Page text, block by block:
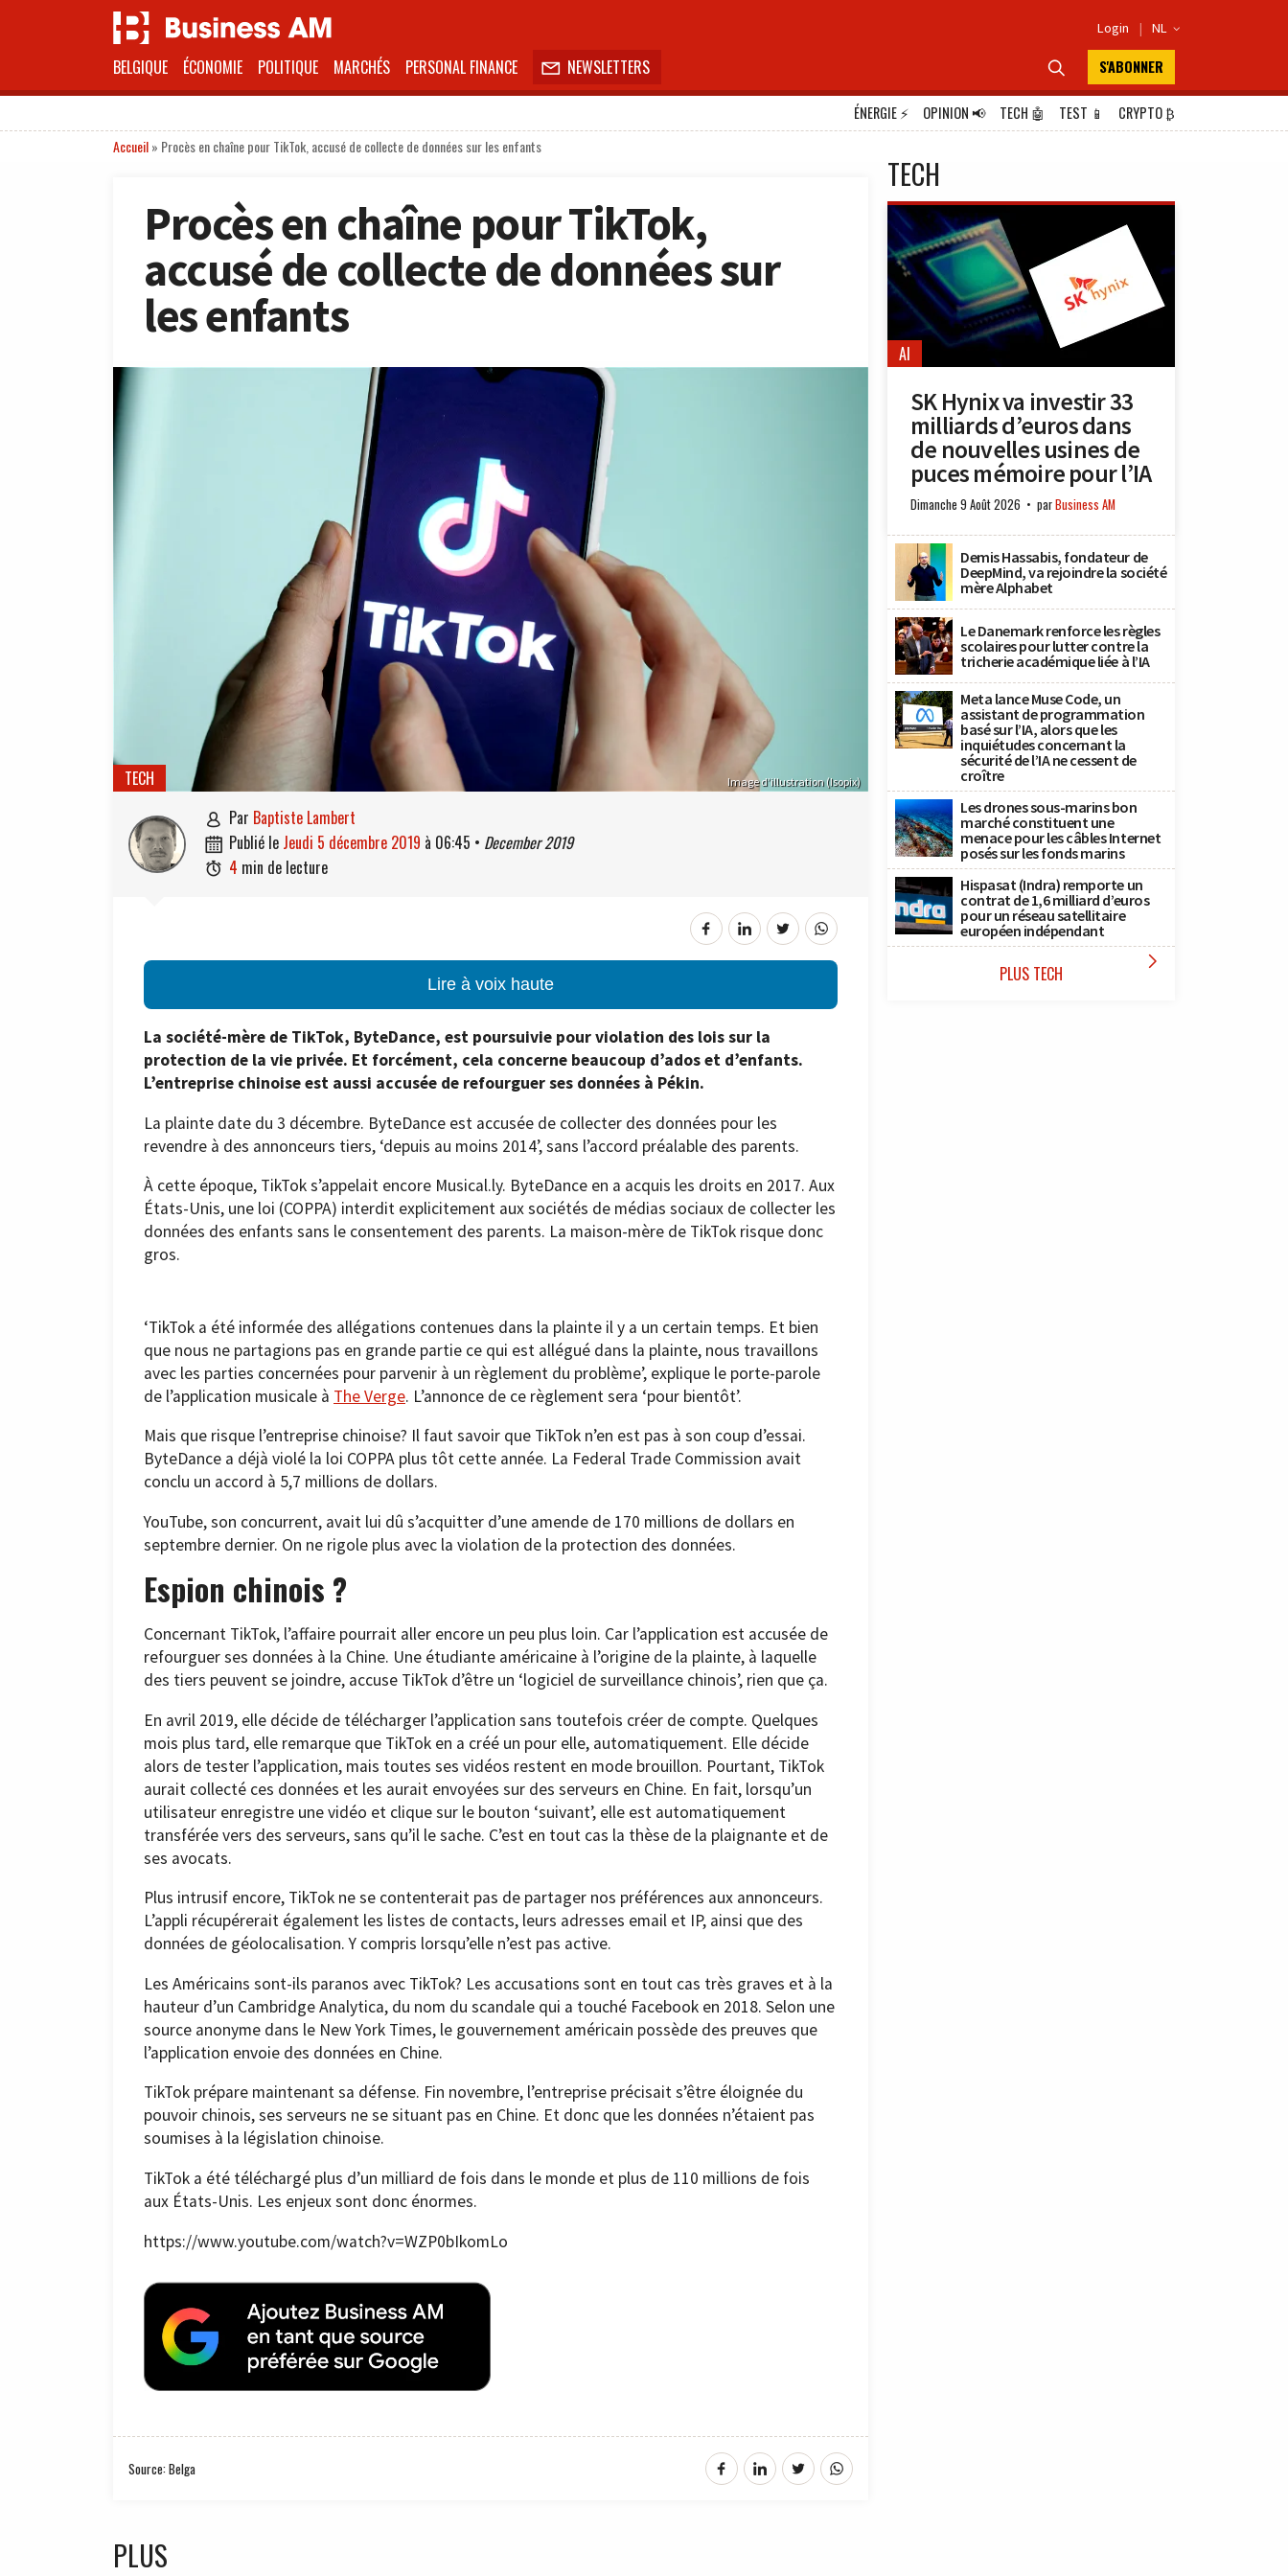
Login | NL 
BELGIQUE ÉCONOMIE POLITIQUE MARCHÉS PERSONAL FINANCE  NEWSLETTERS  S'ABONNER
ÉNERGIE⚡ OPINION📢 TECH 🤖 TEST 📱 CRYPTO₿
Accueil» Procès en chaîne pour TikTok, accusé de collecte de données sur les enfants
Procès en chaîne pour TikTok,
accusé de collecte de données sur
les enfants
Image d’illustration (Isopix)
TECH
 par Baptiste Lambert
 publié le jeudi 5 décembre 2019 à 06:45 • December 2019
 4 min de lecture
Lire à voix haute
La société-mère de TikTok, ByteDance, est poursuivie pour violation des lois sur la
protection de la vie privée. Et forcément, cela concerne beaucoup d’ados et d’enfants.
L’entreprise chinoise est aussi accusée de refourguer ses données à Pékin.
La plainte date du 3 décembre. ByteDance est accusée de collecter des données pour les
revendre à des annonceurs tiers, ‘depuis au moins 2014’, sans l’accord préalable des parents.
À cette époque, TikTok s’appelait encore Musical.ly. ByteDance en a acquis les droits en 2017. Aux
États-Unis, une loi (COPPA) interdit explicitement aux sociétés de médias sociaux de collecter les
données des enfants sans le consentement des parents. La maison-mère de TikTok risque donc
gros.
‘TikTok a été informée des allégations contenues dans la plainte il y a un certain temps. Et bien
que nous ne partagions pas en grande partie ce qui est allégué dans la plainte, nous travaillons
avec les parties concernées pour parvenir à un règlement du problème’, explique le porte-parole
de l’application musicale à The Verge. L’annonce de ce règlement sera ‘pour bientôt’.
Mais que risque l’entreprise chinoise? Il faut savoir que TikTok n’en est pas à son coup d’essai.
ByteDance a déjà violé la loi COPPA plus tôt cette année. La Federal Trade Commission avait
conclu un accord à 5,7 millions de dollars.
YouTube, son concurrent, avait lui dû s’acquitter d’une amende de 170 millions de dollars en
septembre dernier. On ne rigole plus avec la violation de la protection des données.
Espion chinois ?
Concernant TikTok, l’affaire pourrait aller encore un peu plus loin. Car l’application est accusée de
refourguer ses données à la Chine. Une étudiante américaine à l’origine de la plainte, à laquelle
des tiers peuvent se joindre, accuse TikTok d’être un ‘logiciel de surveillance chinois’, rien que ça.
En avril 2019, elle décide de télécharger l’application sans toutefois créer de compte. Quelques
mois plus tard, elle remarque que TikTok en a créé un pour elle, automatiquement. Elle décide
alors de tester l’application, mais toutes ses vidéos restent en mode brouillon. Pourtant, TikTok
aurait collecté ces données et les aurait envoyées sur des serveurs en Chine. En fait, lorsqu’un
utilisateur enregistre une vidéo et clique sur le bouton ‘suivant’, elle est automatiquement
transférée vers des serveurs, sans qu’il le sache. C’est en tout cas la thèse de la plaignante et de
ses avocats.
Plus intrusif encore, TikTok ne se contenterait pas de partager nos préférences aux annonceurs.
L’appli récupérerait également les listes de contacts, leurs adresses email et IP, ainsi que des
données de géolocalisation. Y compris lorsqu’elle n’est pas active.
Les Américains sont-ils paranos avec TikTok? Les accusations sont en tout cas très graves et à la
hauteur d’un Cambridge Analytica, du nom du scandale qui a touché Facebook en 2018. Selon une
source anonyme dans le New York Times, le gouvernement américain possède des preuves que
l’application envoie des données en Chine.
TikTok prépare maintenant sa défense. Fin novembre, l’entreprise précisait s’être éloignée du
pouvoir chinois, ses serveurs ne se situant pas en Chine. Et donc que les données n’étaient pas
soumises à la législation chinoise.
TikTok a été téléchargé plus d’un milliard de fois dans le monde et plus de 110 millions de fois
aux États-Unis. Les enjeux sont donc énormes.
https://www.youtube.com/watch?v=WZP0bIkomLo
Source: Belga
PLUS
TECH
AI
SK Hynix va investir 33
milliards d’euros dans
de nouvelles usines de
puces mémoire pour l’IA
Dimanche 9 Août 2026 parBusiness AM
Demis Hassabis, fondateur de
DeepMind, va rejoindre la société
mère Alphabet
Le Danemark renforce les règles
scolaires pour lutter contre la
tricherie académique liée à l’IA
Meta lance Muse Code, un
assistant de programmation
basé sur l’IA, alors que les
inquiétudes concernant la
sécurité de l’IA ne cessent de
croître
Les drones sous-marins bon
marché constituent une
menace pour les câbles Internet
posés sur les fonds marins
Hispasat (Indra) remporte un
contrat de 1,6 milliard d’euros
pour un réseau satellitaire
européen indépendant
PLUS TECH 